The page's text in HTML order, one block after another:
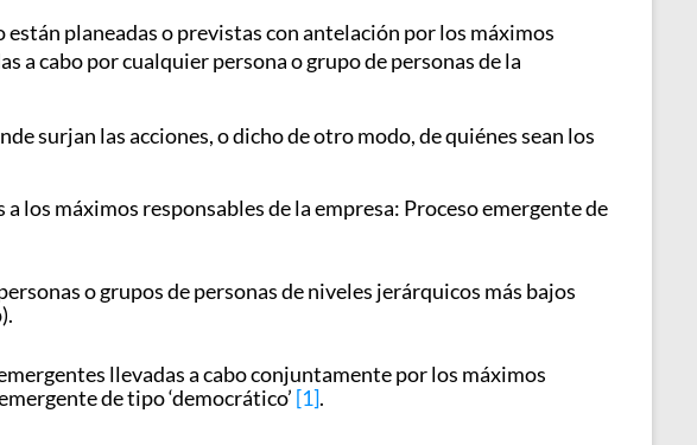
planeadas o previstas con antelación por los máximos
a cabo por cualquier persona o grupo de personas de la
surjan las acciones, o dicho de otro modo, de quiénes sean los
los máximos responsables de la empresa: Proceso emergente de
o grupos de personas de niveles jerárquicos más bajos
llevadas a cabo conjuntamente por los máximos
de tipo ‘democrático’ [1].